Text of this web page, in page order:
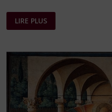
WEEKEND
CHANT
ET
LIRE PLUS